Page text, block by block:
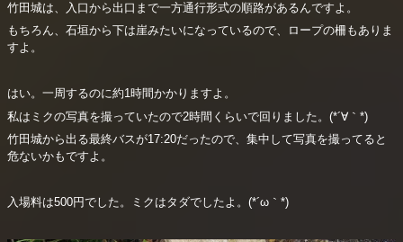
竹田城は、入口から出口まで一方通行形式の順路があるんですよ。
もちろん、石垣から下は崖みたいになっているので、ロープの柵もありま
すよ。
はい。一周するのに約1時間かかりますよ。
私はミクの写真を撮っていたので2時間くらいで回りました。(*´∀｀*)
竹田城から出る最終バスが17:20だったので、集中して写真を撮ってると
危ないかもですよ。
入場料は500円でした。ミクはタダでしたよ。(*´ω｀*)